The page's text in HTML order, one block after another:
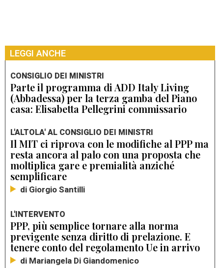
LEGGI ANCHE
CONSIGLIO DEI MINISTRI
Parte il programma di ADD Italy Living
(Abbadessa) per la terza gamba del Piano
casa: Elisabetta Pellegrini commissario
L'ALTOLA' AL CONSIGLIO DEI MINISTRI
Il MIT ci riprova con le modifiche al PPP ma
resta ancora al palo con una proposta che
moltiplica gare e premialità anziché
semplificare
di Giorgio Santilli
L'INTERVENTO
PPP, più semplice tornare alla norma
previgente senza diritto di prelazione. E
tenere conto del regolamento Ue in arrivo
di Mariangela Di Giandomenico